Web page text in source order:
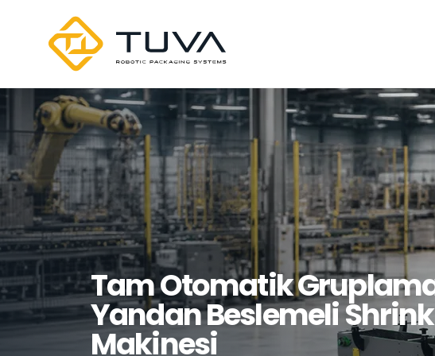
Tam Otomatik
Yandan Beslemeli Shrink
Makinesi